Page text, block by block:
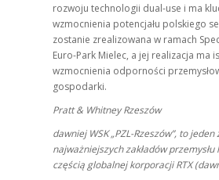
rozwoju technologii dual-use i ma
wzmocnienia potencjału polskiego
zostanie zrealizowana w ramach
Euro-Park Mielec, a jej realizacja ma
wzmocnienia odporności
gospodarki.
Pratt & Whitney Rzeszów
dawniej WSK „PZL-Rzeszów”, to
najważniejszych zakładów
częścią globalnej korporacji RTX